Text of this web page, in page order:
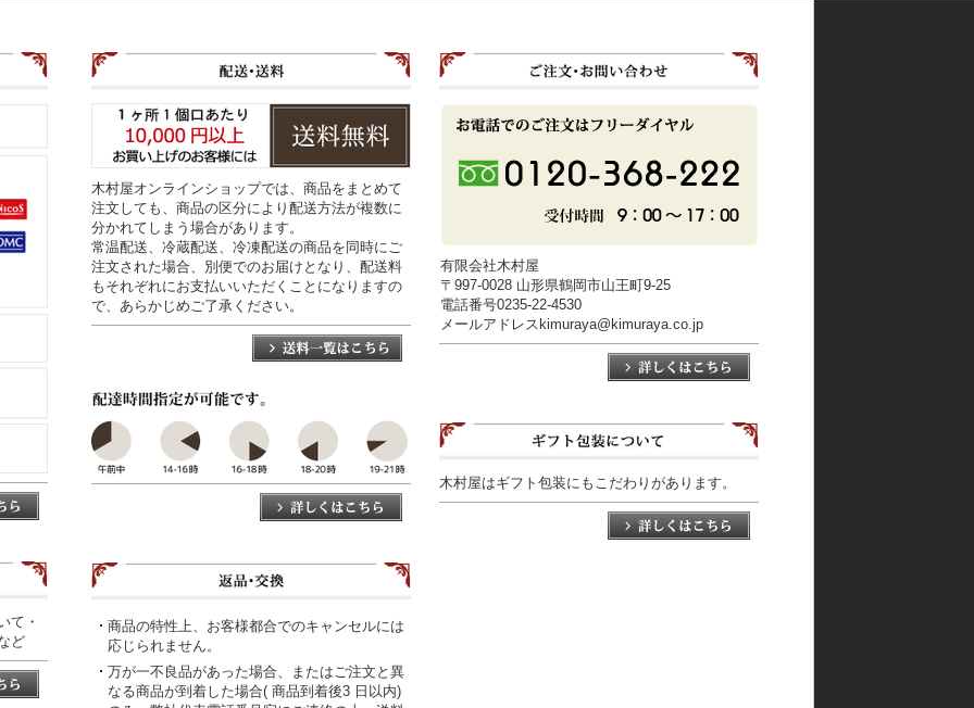
て・
ど
木村屋オンラインショップでは、商品をまとめて
注文しても、商品の区分により配送方法が複数に
分かれてしまう場合があります。
常温配送、冷蔵配送、冷凍配送の商品を同時にご
注文された場合、別便でのお届けとなり、配送料
もそれぞれにお支払いいただくことになりますの
で、あらかじめご了承ください。
商品の特性上、お客様都合でのキャンセルには
応じられません。
万が一不良品があった場合、またはご注文と異
なる商品が到着した場合( 商品到着後3 日以内)
有限会社木村屋
〒997-0028 山形県鶴岡市山王町9-25
電話番号0235-22-4530
メールアドレスkimuraya@kimuraya.co.jp
木村屋はギフト包装にもこだわりがあります。